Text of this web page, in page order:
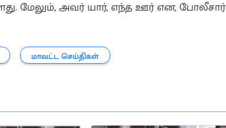
மேலும், அவர் யார், எந்த ஊர் என, போலீசார்
மாவட்ட செய்திகள்